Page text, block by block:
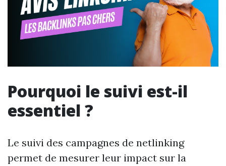
Pourquoi le suivi est-il
essentiel ?
Le suivi des campagnes de netlinking
permet de mesurer leur impact sur la